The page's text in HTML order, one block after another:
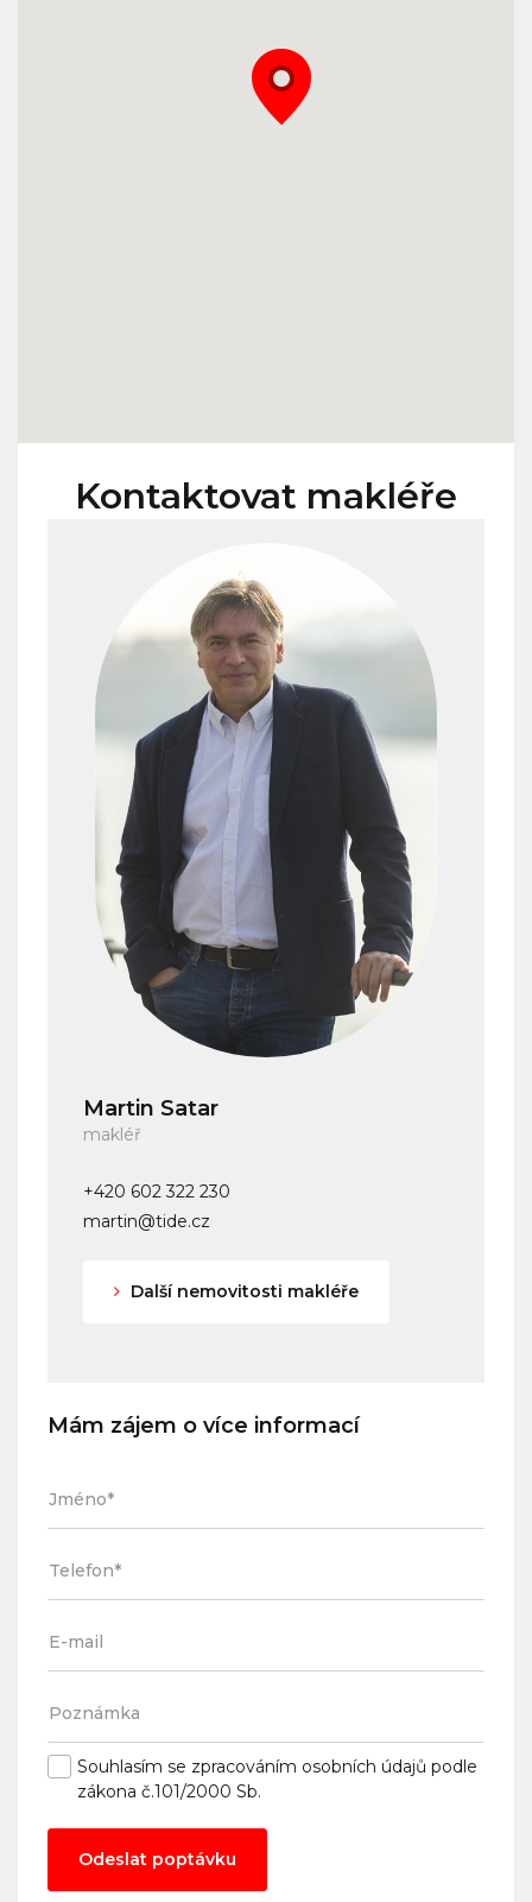
Kontaktovat makléře
Martin Satar
makléř
+420 602 322 230
martin@tide.cz
Další nemovitosti makléře
Mám zájem o více informací
Souhlasím se zpracováním osobních údajů podle
zákona č.101/2000 Sb.
Odeslat poptávku